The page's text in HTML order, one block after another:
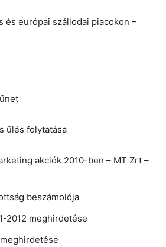
és európai szállodai piacokon –
ülés folytatása
akciók 2010-ben – MT Zrt –
beszámolója
2012 meghirdetése